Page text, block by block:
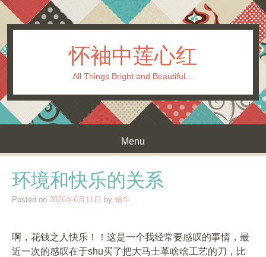
怀袖中莲心红
All Things Bright and Beautiful…
Menu
环境和快乐的关系
Posted on 2026年6月11日 by 蜗牛
啊，花钱之人快乐！！这是一个我经常要感叹的事情，最
近一次的感叹在于shu买了把大马士革啥啥工艺的刀，比